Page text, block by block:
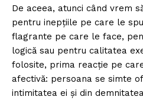
De aceea, atunci când vrem
pentru inepțiile pe care le
flagrante pe care le face,
logică sau pentru calitatea
folosite, prima reacție pe
afectivă: persoana se simte
intimitatea ei și din